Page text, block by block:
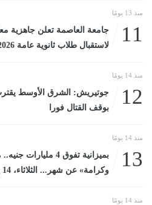
منذ 13 يومًا
11
جامعة العاصمة تعلن جاهزية
لاستقبال طلاب ثانوية عامة 2026
منذ 14 يومًا
12
جوتيريش: الشرق الأوسط
بوقف القتال فورا
منذ 14 يومًا
13
بميزانية تفوق 4
وكرامة» عن شهر... الثلاثاء، 14 يوليو 2026 10:46 صـ
منذ 14 يومًا